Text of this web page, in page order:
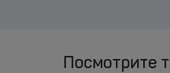
Посмотрите